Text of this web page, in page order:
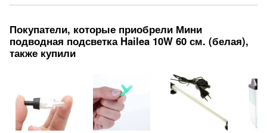
Покупатели, которые приобрели Мини
подводная подсветка Hailea 10W 60 см. (белая),
также купили